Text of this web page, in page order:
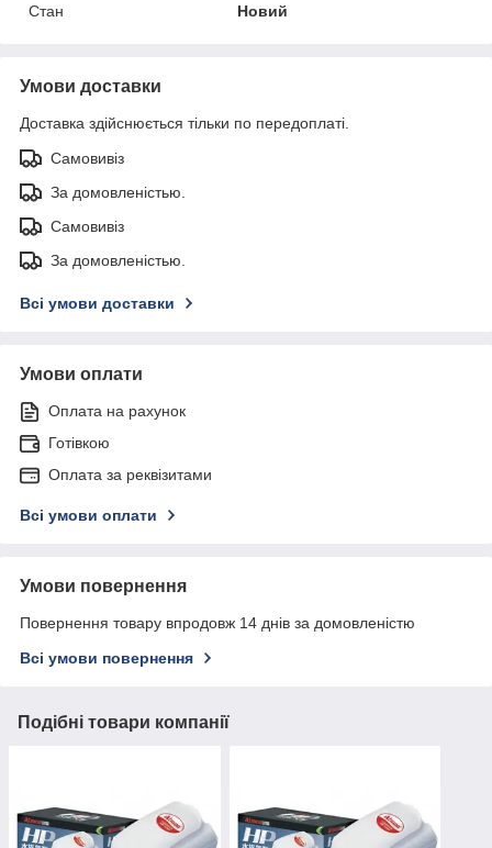
Стан
Новий
Умови доставки
Доставка здійснюється тільки по передоплаті.
Самовивіз
За домовленістью.
Самовивіз
За домовленістью.
Всі умови доставки
Умови оплати
Оплата на рахунок
Готівкою
Оплата за реквізитами
Всі умови оплати
Умови повернення
Повернення товару впродовж 14 днів за домовленістю
Всі умови повернення
Подібні товари компанії